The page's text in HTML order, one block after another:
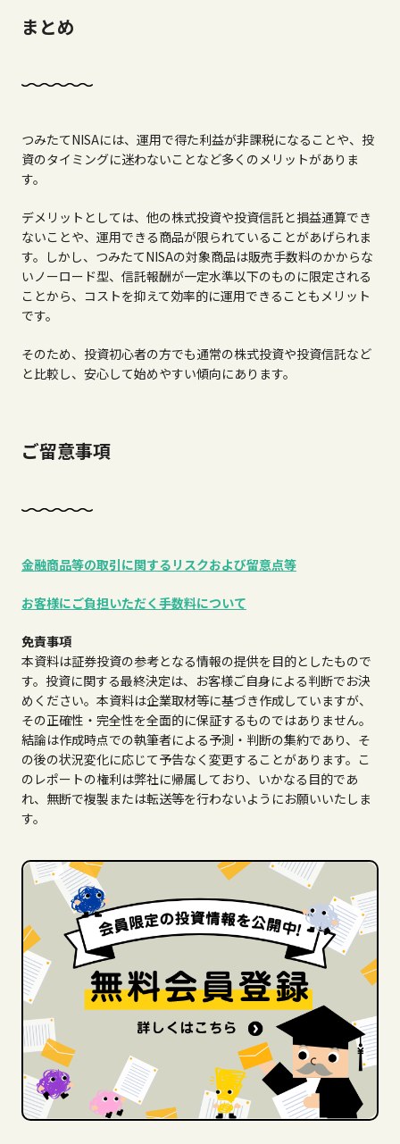
まとめ
つみたてNISAには、運用で得た利益が非課税になることや、投
資のタイミングに迷わないことなど多くのメリットがありま
す。
デメリットとしては、他の株式投資や投資信託と損益通算でき
ないことや、運用できる商品が限られていることがあげられま
す。しかし、つみたてNISAの対象商品は販売手数料のかからな
いノーロード型、信託報酬が一定水準以下のものに限定される
ことから、コストを抑えて効率的に運用できることもメリット
です。
そのため、投資初心者の方でも通常の株式投資や投資信託など
と比較し、安心して始めやすい傾向にあります。
ご留意事項
金融商品等の取引に関するリスクおよび留意点等
お客様にご負担いただく手数料について
免責事項
本資料は証券投資の参考となる情報の提供を目的としたもので
す。投資に関する最終決定は、お客様ご自身による判断でお決
めください。本資料は企業取材等に基づき作成していますが、
その正確性・完全性を全面的に保証するものではありません。
結論は作成時点での執筆者による予測・判断の集約であり、そ
の後の状況変化に応じて予告なく変更することがあります。こ
のレポートの権利は弊社に帰属しており、いかなる目的であ
れ、無断で複製または転送等を行わないようにお願いいたしま
す。